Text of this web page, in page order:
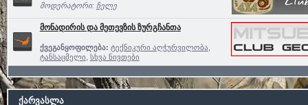
მოდერატორი: ჩელე
მონადირის და მეთევზის ზურგჩანთა
ქვეგანყოფილება: ტექნიკური აღჭურვილობა
ტანსაცმელი სხვა ნივთები
ქარვასლა